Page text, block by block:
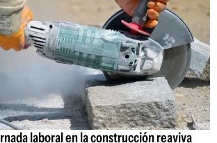
laboral en la construcción reaviva